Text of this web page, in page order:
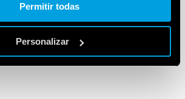
Permitir todas
Personalizar